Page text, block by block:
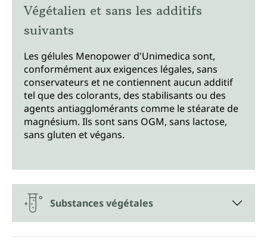
Végétalien et sans les additifs
suivants
Les gélules Menopower d'Unimedica sont,
conformément aux exigences légales, sans
conservateurs et ne contiennent aucun additif
tel que des colorants, des stabilisants ou des
agents antiagglomérants comme le stéarate de
magnésium. Ils sont sans OGM, sans lactose,
sans gluten et végans.
Substances végétales